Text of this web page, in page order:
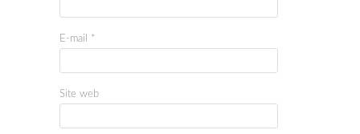
E-mail *
Site web